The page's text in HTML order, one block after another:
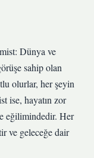
Dünya ve
sahip olan
olurlar, her şeyin
ise, hayatın zor
eğilimindedir. Her
ve geleceğe dair